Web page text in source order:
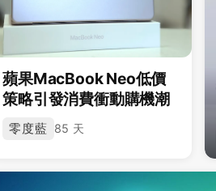
蘋果MacBook Neo低價
策略引發消費衝動購機潮
零度藍 85 天